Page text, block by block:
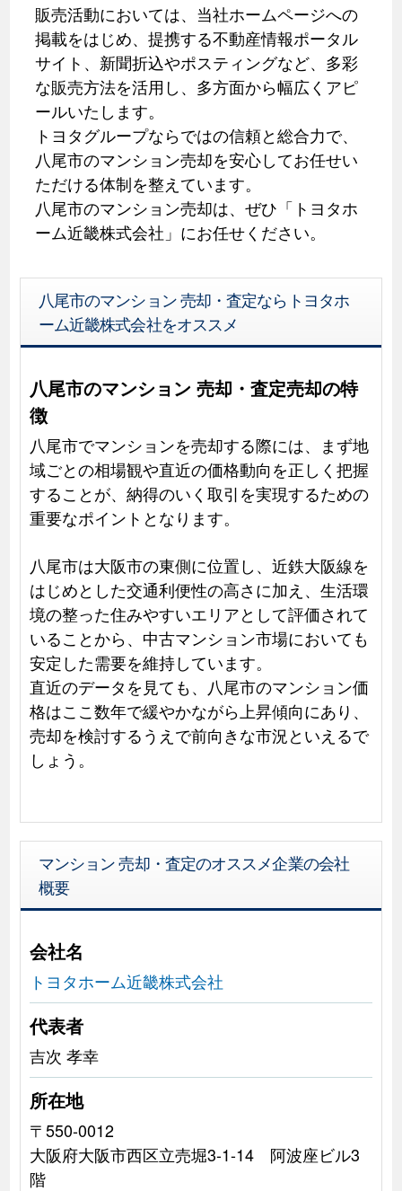
販売活動においては、当社ホームページへの
掲載をはじめ、提携する不動産情報ポータル
サイト、新聞折込やポスティングなど、多彩
な販売方法を活用し、多方面から幅広くアピ
ールいたします。
トヨタグループならではの信頼と総合力で、
八尾市のマンション売却を安心してお任せい
ただける体制を整えています。
八尾市のマンション売却は、ぜひ「トヨタホ
ーム近畿株式会社」にお任せください。
八尾市のマンション 売却・査定ならトヨタホ
ーム近畿株式会社をオススメ
八尾市のマンション 売却・査定売却の特
徴
八尾市でマンションを売却する際には、まず地
域ごとの相場観や直近の価格動向を正しく把握
することが、納得のいく取引を実現するための
重要なポイントとなります。
八尾市は大阪市の東側に位置し、近鉄大阪線を
はじめとした交通利便性の高さに加え、生活環
境の整った住みやすいエリアとして評価されて
いることから、中古マンション市場においても
安定した需要を維持しています。
直近のデータを見ても、八尾市のマンション価
格はここ数年で緩やかながら上昇傾向にあり、
売却を検討するうえで前向きな市況といえるで
しょう。
マンション 売却・査定のオススメ企業の会社
概要
会社名
トヨタホーム近畿株式会社
代表者
吉次 孝幸
所在地
〒550-0012
大阪府大阪市西区立売堀3-1-14 阿波座ビル3
階